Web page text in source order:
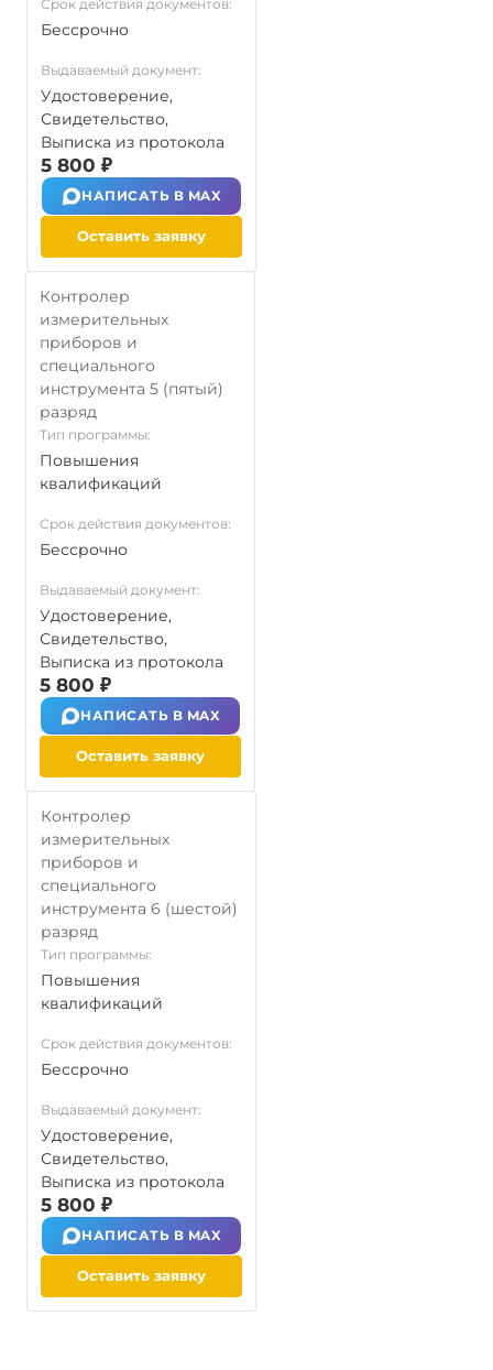
Срок действия документов:
Бессрочно
Выдаваемый документ:
Удостоверение,
Свидетельство,
Выписка из протокола
5 800 ₽
НАПИСАТЬ В MAX
Оставить заявку
Контролер
измерительных
приборов и
специального
инструмента 5 (пятый)
разряд
Тип программы:
Повышения
квалификаций
Срок действия документов:
Бессрочно
Выдаваемый документ:
Удостоверение,
Свидетельство,
Выписка из протокола
5 800 ₽
НАПИСАТЬ В MAX
Оставить заявку
Контролер
измерительных
приборов и
специального
инструмента 6 (шестой)
разряд
Тип программы:
Повышения
квалификаций
Срок действия документов:
Бессрочно
Выдаваемый документ:
Удостоверение,
Свидетельство,
Выписка из протокола
5 800 ₽
НАПИСАТЬ В MAX
Оставить заявку